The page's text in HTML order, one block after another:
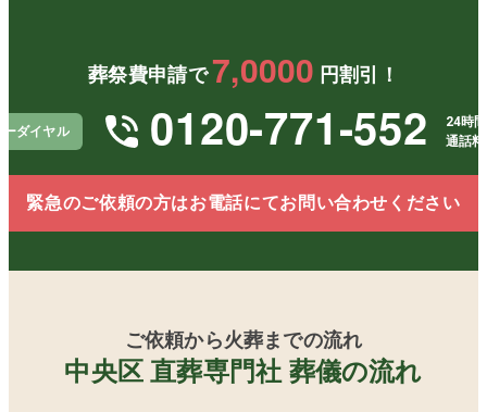
葬祭費申請で 7,0000 円割引！
ーダイヤル 0120-771-552
24時
通話
緊急のご依頼の方はお電話にてお問い合わせください
ご依頼から火葬までの流れ
中央区 直葬専門社 葬儀の流れ